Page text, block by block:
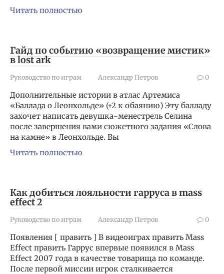
Читать полностью
Гайд по событию «возвращение мистик»
в lost ark
Руководство по играм Александр Петров 0
Дополнительные истории в атлас Артемиса
«Баллада о Леонхольде» (+2 к обаянию) Эту балладу
захочет написать девушка-менестрель Селина
после завершения вами сюжетного задания «Слова
на камне» в Леонхольде. Вы
Читать полностью
Как добиться лояльности гарруса в mass
effect 2
Руководство по играм Александр Петров 0
Появления [ править ] В видеоиграх править Mass
Effect править Гаррус впервые появился в Mass
Effect 2007 года в качестве товарища по команде.
После первой миссии игрок сталкивается